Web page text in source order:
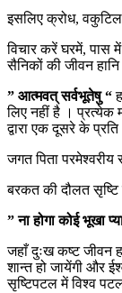
इसलिए क्रोध, वकुटिल
विचार करें घरमें, पास
सैनिकों की जीवन
” आत्मवत् सर्वभूतेषु “
लिए नहीं है । प्रत्येक
द्वारा एक दूसरे के
जगत पिता
बरकत की दौलत सृष्टि
” ना होगा कोई भूखा
जहाँ दुःख कष्ट जीवन
शान्त हो जायेंगी और
सृष्टिपटल में विश्व